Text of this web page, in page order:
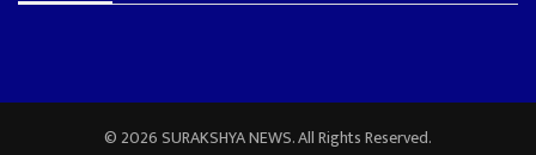
© 2026 SURAKSHYA NEWS. All Rights Reserved.